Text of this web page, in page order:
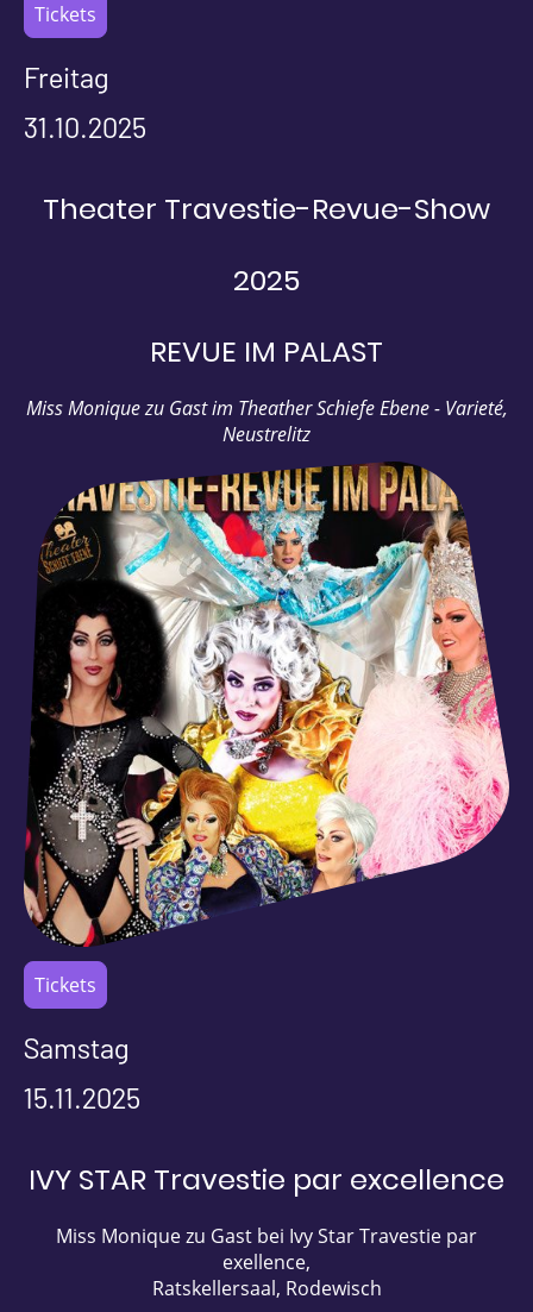
Tickets
Freitag
31.10.2025
Theater Travestie-Revue-Show
2025
REVUE IM PALAST
Miss Monique zu Gast im Theather Schiefe Ebene - Varieté,
Neustrelitz
Tickets
Samstag
15.11.2025
IVY STAR Travestie par excellence
Miss Monique zu Gast bei Ivy Star Travestie par
exellence,
Ratskellersaal, Rodewisch